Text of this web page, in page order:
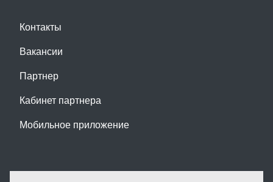
Контакты
Вакансии
Партнер
Кабинет партнера
Мобильное приложение